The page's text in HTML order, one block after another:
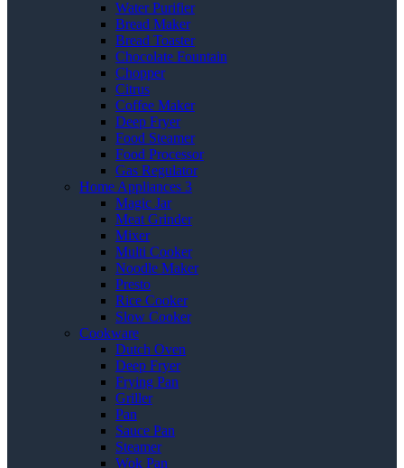
Water Purifier
Bread Maker
Bread Toaster
Chocolate Fountain
Chopper
Citrus
Coffee Maker
Deep Fryer
Food Steamer
Food Processor
Gas Regulator
Home Appliances 3
Magic Jar
Meat Grinder
Mixer
Multi Cooker
Noodle Maker
Presto
Rice Cooker
Slow Cooker
Cookware
Dutch Oven
Deep Fryer
Frying Pan
Griller
Pan
Sauce Pan
Steamer
Wok Pan